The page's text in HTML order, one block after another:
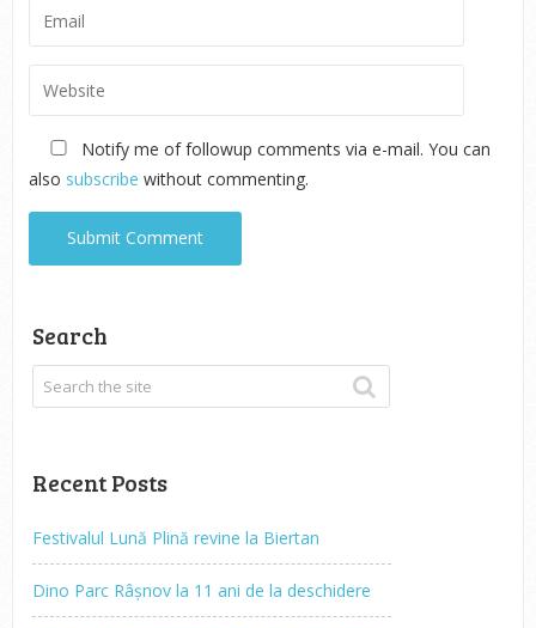
Notify me of followup comments via e-mail. You can
also subscribe without commenting.
Search
Recent Posts
Festivalul Lună Plină revine la Biertan
Dino Parc Râșnov la 11 ani de la deschidere